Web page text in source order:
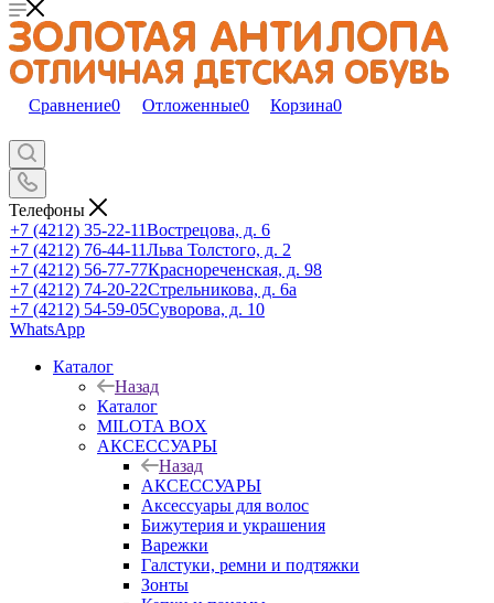
Сравнение0 Отложенные0 Корзина0
Телефоны
+7 (4212) 35-22-11Вострецова, д. 6
+7 (4212) 76-44-11Льва Толстого, д. 2
+7 (4212) 56-77-77Краснореченская, д. 98
+7 (4212) 74-20-22Стрельникова, д. 6а
+7 (4212) 54-59-05Суворова, д. 10
WhatsApp
Каталог
Назад
Каталог
MILOTA BOX
АКСЕССУАРЫ
Назад
АКСЕССУАРЫ
Аксессуары для волос
Бижутерия и украшения
Варежки
Галстуки, ремни и подтяжки
Зонты